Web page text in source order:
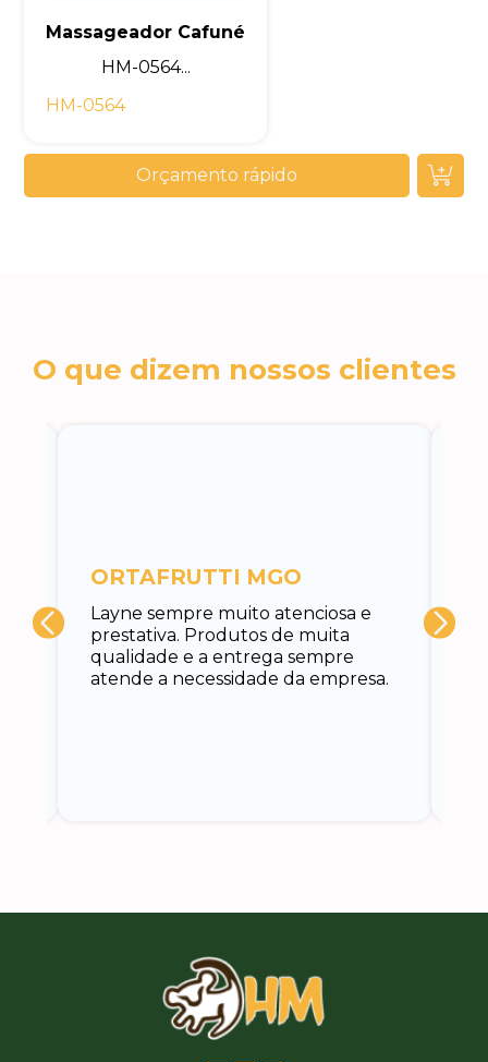
Massageador Cafuné
HM-0564...
HM-0564
Orçamento rápido
O que dizem nossos clientes
Layne sempre muito atenciosa e
prestativa. Produtos de muita
qualidade e a entrega sempre
atende a necessidade da empresa.
ORTAFRUTTI MGO